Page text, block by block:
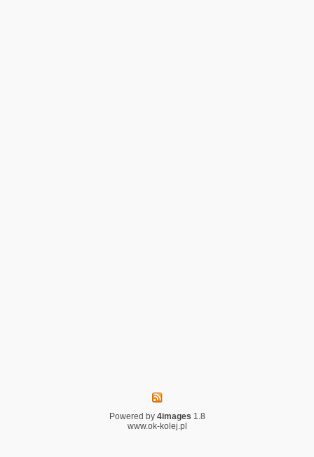
Powered by 4images 1.8
www.ok-kolej.pl